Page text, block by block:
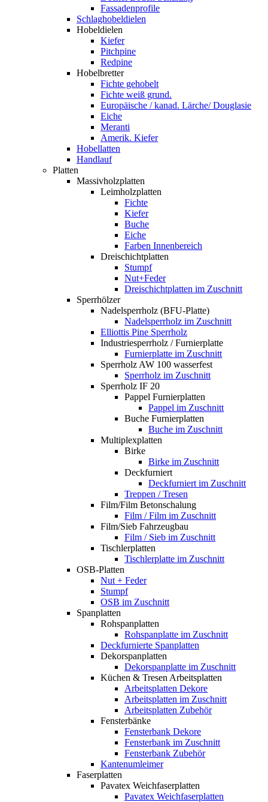
Fassadenprofile
Schlaghobeldielen
Hobeldielen
Kiefer
Pitchpine
Redpine
Hobelbretter
Fichte gehobelt
Fichte weiß grund.
Europäische / kanad. Lärche/ Douglasie
Eiche
Meranti
Amerik. Kiefer
Hobellatten
Handlauf
Platten
Massivholzplatten
Leimholzplatten
Fichte
Kiefer
Buche
Eiche
Farben Innenbereich
Dreischichtplatten
Stumpf
Nut+Feder
Dreischichtplatten im Zuschnitt
Sperrhölzer
Nadelsperrholz (BFU-Platte)
Nadelsperrholz im Zuschnitt
Elliottis Pine Sperrholz
Industriesperrholz / Furnierplatte
Furnierplatte im Zuschnitt
Sperrholz AW 100 wasserfest
Sperrholz im Zuschnitt
Sperrholz IF 20
Pappel Furnierplatten
Pappel im Zuschnitt
Buche Furnierplatten
Buche im Zuschnitt
Multiplexplatten
Birke
Birke im Zuschnitt
Deckfurniert
Deckfurniert im Zuschnitt
Treppen / Tresen
Film/Film Betonschalung
Film / Film im Zuschnitt
Film/Sieb Fahrzeugbau
Film / Sieb im Zuschnitt
Tischlerplatten
Tischlerplatte im Zuschnitt
OSB-Platten
Nut + Feder
Stumpf
OSB im Zuschnitt
Spanplatten
Rohspanplatten
Rohspanplatte im Zuschnitt
Deckfurnierte Spanplatten
Dekorspanplatten
Dekorspanplatte im Zuschnitt
Küchen & Tresen Arbeitsplatten
Arbeitsplatten Dekore
Arbeitsplatten im Zuschnitt
Arbeitsplatten Zubehör
Fensterbänke
Fensterbank Dekore
Fensterbank im Zuschnitt
Fensterbank Zubehör
Kantenumleimer
Faserplatten
Pavatex Weichfaserplatten
Pavatex Weichfaserplatten